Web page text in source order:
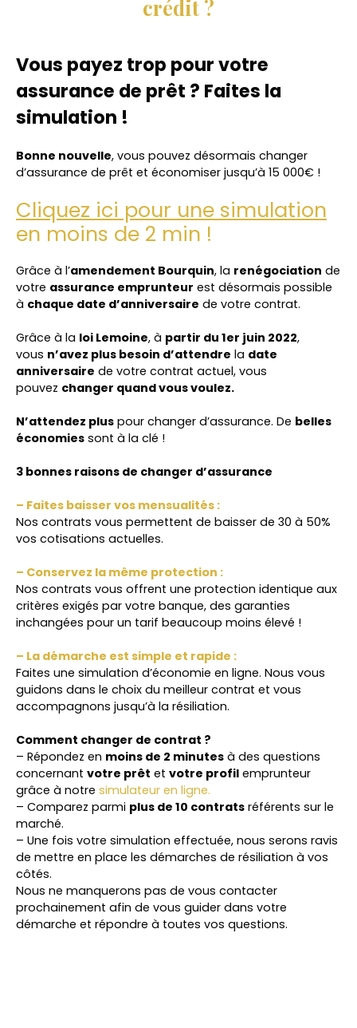
crédit ?
Vous payez trop pour votre
assurance de prêt ? Faites la
simulation !
Bonne nouvelle, vous pouvez désormais changer
d’assurance de prêt et économiser jusqu’à 15 000€ !
Cliquez ici pour une simulation
en moins de 2 min !
Grâce à l’amendement Bourquin, la renégociation de
votre assurance emprunteur est désormais possible
à chaque date d’anniversaire de votre contrat.
Grâce à la loi Lemoine, à partir du 1er juin 2022,
vous n’avez plus besoin d’attendre la date
anniversaire de votre contrat actuel, vous
pouvez changer quand vous voulez.
N’attendez plus pour changer d’assurance. De belles
économies sont à la clé !
3 bonnes raisons de changer d’assurance
– Faites baisser vos mensualités :
Nos contrats vous permettent de baisser de 30 à 50%
vos cotisations actuelles.
– Conservez la même protection :
Nos contrats vous offrent une protection identique aux
critères exigés par votre banque, des garanties
inchangées pour un tarif beaucoup moins élevé !
– La démarche est simple et rapide :
Faites une simulation d’économie en ligne. Nous vous
guidons dans le choix du meilleur contrat et vous
accompagnons jusqu’à la résiliation.
Comment changer de contrat ?
– Répondez en moins de 2 minutes à des questions
concernant votre prêt et votre profil emprunteur
grâce à notre simulateur en ligne.
– Comparez parmi plus de 10 contrats référents sur le
marché.
– Une fois votre simulation effectuée, nous serons ravis
de mettre en place les démarches de résiliation à vos
côtés.
Nous ne manquerons pas de vous contacter
prochainement afin de vous guider dans votre
démarche et répondre à toutes vos questions.